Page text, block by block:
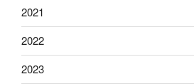
2021
2022
2023